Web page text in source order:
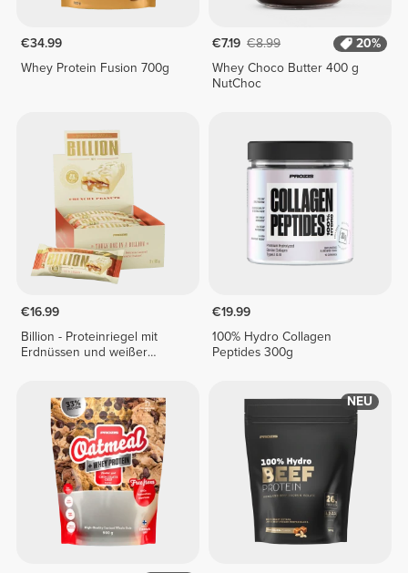
€34.99
Whey Protein Fusion 700g
€7.19 €8.99
20%
Whey Choco Butter 400 g
NutChoc
€16.99
Billion - Proteinriegel mit
Erdnüssen und weißer
€19.99
100% Hydro Collagen
Peptides 300g
NEU